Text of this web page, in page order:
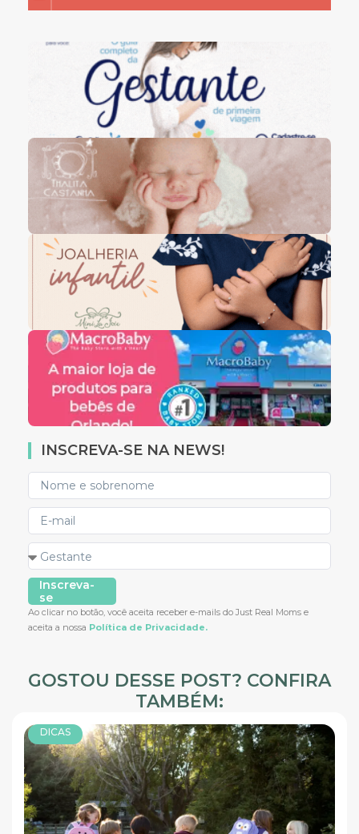
INSCREVA-SE NA NEWS!
Inscreva-
se
Ao clicar no botão, você aceita receber e-mails do Just Real Moms e
aceita a nossa Política de Privacidade.
GOSTOU DESSE POST? CONFIRA
TAMBÉM:
DICAS